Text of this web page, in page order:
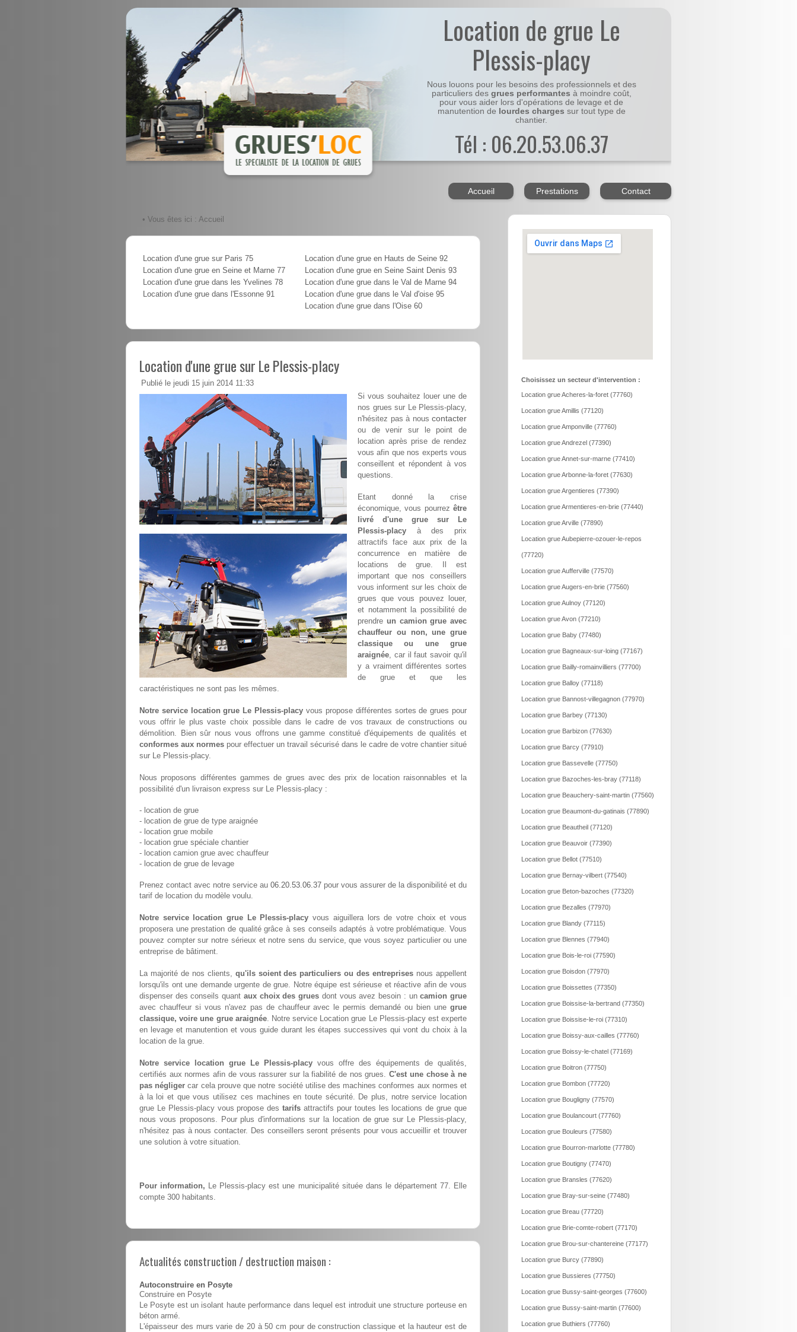
Location de grue Le
Plessis-placy
Nous louons pour les besoins des professionnels et des
particuliers des grues performantes à moindre coût,
pour vous aider lors d'opérations de levage et de
manutention de lourdes charges sur tout type de
chantier.
Tél : 06.20.53.06.37
Accueil Prestations Contact
• Vous êtes ici : Accueil
Location d'une grue sur Paris 75
Location d'une grue en Seine et Marne 77
Location d'une grue dans les Yvelines 78
Location d'une grue dans l'Essonne 91
Location d'une grue en Hauts de Seine 92
Location d'une grue en Seine Saint Denis 93
Location d'une grue dans le Val de Marne 94
Location d'une grue dans le Val d'oise 95
Location d'une grue dans l'Oise 60
Location d'une grue sur Le Plessis-placy
Publié le jeudi 15 juin 2014 11:33
Si vous souhaitez louer une de
nos grues sur Le Plessis-placy,
n'hésitez pas à nous contacter
ou de venir sur le point de
location après prise de rendez
vous afin que nos experts vous
conseillent et répondent à vos
questions.
Etant donné la crise
économique, vous pourrez être
livré d'une grue sur Le
Plessis-placy à des prix
attractifs face aux prix de la
concurrence en matière de
locations de grue. Il est
important que nos conseillers
vous informent sur les choix de
grues que vous pouvez louer,
et notamment la possibilité de
prendre un camion grue avec
chauffeur ou non, une grue
classique ou une grue
araignée, car il faut savoir qu'il
y a vraiment différentes sortes
de grue et que les
caractéristiques ne sont pas les mêmes.
Notre service location grue Le Plessis-placy vous propose différentes sortes de grues pour
vous offrir le plus vaste choix possible dans le cadre de vos travaux de constructions ou
démolition. Bien sûr nous vous offrons une gamme constitué d'équipements de qualités et
conformes aux normes pour effectuer un travail sécurisé dans le cadre de votre chantier situé
sur Le Plessis-placy.
Nous proposons différentes gammes de grues avec des prix de location raisonnables et la
possibilité d'un livraison express sur Le Plessis-placy :
- location de grue
- location de grue de type araignée
- location grue mobile
- location grue spéciale chantier
- location camion grue avec chauffeur
- location de grue de levage
Prenez contact avec notre service au 06.20.53.06.37 pour vous assurer de la disponibilité et du
tarif de location du modèle voulu.
Notre service location grue Le Plessis-placy vous aiguillera lors de votre choix et vous
proposera une prestation de qualité grâce à ses conseils adaptés à votre problématique. Vous
pouvez compter sur notre sérieux et notre sens du service, que vous soyez particulier ou une
entreprise de bâtiment.
La majorité de nos clients, qu'ils soient des particuliers ou des entreprises nous appellent
lorsqu'ils ont une demande urgente de grue. Notre équipe est sérieuse et réactive afin de vous
dispenser des conseils quant aux choix des grues dont vous avez besoin : uncamion grue
avec chauffeur si vous n'avez pas de chauffeur avec le permis demandé ou bien une grue
classique, voire une grue araignée. Notre service Location grue Le Plessis-placy est experte
en levage et manutention et vous guide durant les étapes successives qui vont du choix à la
location de la grue.
Notre service location grue Le Plessis-placy vous offre des équipements de qualités,
certifiés aux normes afin de vous rassurer sur la fiabilité de nos grues.C'est une chose à ne
pas négliger car cela prouve que notre société utilise des machines conformes aux normes et
à la loi et que vous utilisez ces machines en toute sécurité. De plus, notre service location
grue Le Plessis-placy vous propose destarifs attractifs pour toutes les locations de grue que
nous vous proposons. Pour plus d'informations sur la location de grue sur Le Plessis-placy,
n'hésitez pas à nous contacter. Des conseillers seront présents pour vous accueillir et trouver
une solution à votre situation.
Pour information, Le Plessis-placy est une municipalité située dans le département 77. Elle
compte 300 habitants.
Actualités construction / destruction maison :
Autoconstruire en Posyte
Construire en Posyte
Le Posyte est un isolant haute performance dans lequel est introduit une structure porteuse en
béton armé.
L'épaisseur des murs varie de 20 à 50 cm pour de construction classique et la hauteur est de
Choisissez un secteur d'intervention :
Location grue Acheres-la-foret (77760)
Location grue Amillis (77120)
Location grue Amponville (77760)
Location grue Andrezel (77390)
Location grue Annet-sur-marne (77410)
Location grue Arbonne-la-foret (77630)
Location grue Argentieres (77390)
Location grue Armentieres-en-brie (77440)
Location grue Arville (77890)
Location grue Aubepierre-ozouer-le-repos
(77720)
Location grue Aufferville (77570)
Location grue Augers-en-brie (77560)
Location grue Aulnoy (77120)
Location grue Avon (77210)
Location grue Baby (77480)
Location grue Bagneaux-sur-loing (77167)
Location grue Bailly-romainvilliers (77700)
Location grue Balloy (77118)
Location grue Bannost-villegagnon (77970)
Location grue Barbey (77130)
Location grue Barbizon (77630)
Location grue Barcy (77910)
Location grue Bassevelle (77750)
Location grue Bazoches-les-bray (77118)
Location grue Beauchery-saint-martin (77560)
Location grue Beaumont-du-gatinais (77890)
Location grue Beautheil (77120)
Location grue Beauvoir (77390)
Location grue Bellot (77510)
Location grue Bernay-vilbert (77540)
Location grue Beton-bazoches (77320)
Location grue Bezalles (77970)
Location grue Blandy (77115)
Location grue Blennes (77940)
Location grue Bois-le-roi (77590)
Location grue Boisdon (77970)
Location grue Boissettes (77350)
Location grue Boissise-la-bertrand (77350)
Location grue Boissise-le-roi (77310)
Location grue Boissy-aux-cailles (77760)
Location grue Boissy-le-chatel (77169)
Location grue Boitron (77750)
Location grue Bombon (77720)
Location grue Bougligny (77570)
Location grue Boulancourt (77760)
Location grue Bouleurs (77580)
Location grue Bourron-marlotte (77780)
Location grue Boutigny (77470)
Location grue Bransles (77620)
Location grue Bray-sur-seine (77480)
Location grue Breau (77720)
Location grue Brie-comte-robert (77170)
Location grue Brou-sur-chantereine (77177)
Location grue Burcy (77890)
Location grue Bussieres (77750)
Location grue Bussy-saint-georges (77600)
Location grue Bussy-saint-martin (77600)
Location grue Buthiers (77760)